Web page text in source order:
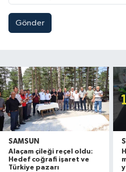
Gönder
SAMSUN
Alaçam çileği reçel oldu:
Hedef coğrafi işaret ve
Türkiye pazarı